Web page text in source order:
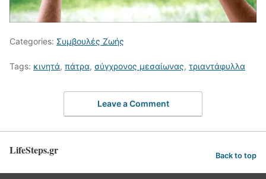
Categories: Συμβουλές Ζωής
Tags: κινητά, πάτρα, σύγχρονος μεσαίωνας, τριαντάφυλλα
Leave a Comment
LifeSteps.gr Back to top